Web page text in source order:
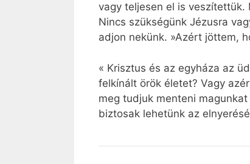
vagy teljesen el is
Nincs szükségünk Jézusra
adjon nekünk. »Azért jöttem,
« Krisztus és az egyháza az
felkínált örök életet? Vagy
meg tudjuk menteni
biztosak lehetünk az